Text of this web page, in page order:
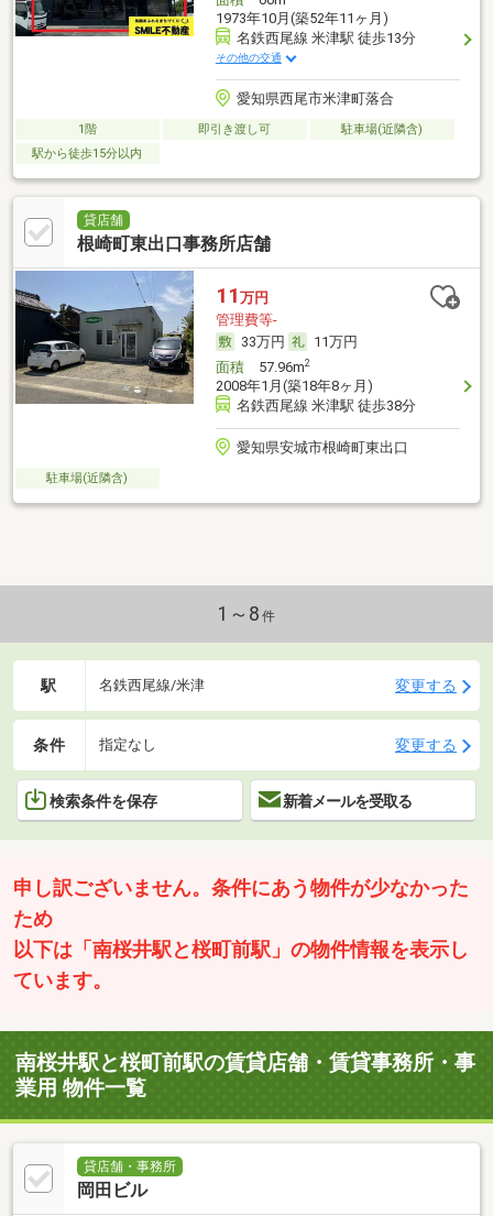
1973年10月(築52年11ヶ月)
名鉄西尾線 米津駅 徒歩13分
その他の交通
愛知県西尾市米津町落合
1階 即引き渡し可
駐車場(近隣含)
駅から徒歩15分以内
貸店舗
根崎町東出口事務所店舗
11 万円
管理費等-
33万円
11万円
面積57.96m2
2008年1月(築18年8ヶ月)
名鉄西尾線 米津駅 徒歩38分
愛知県安城市根崎町東出口
駐車場(近隣含)
1～8 件
駅 名鉄西尾線/米津 変更する
条件 指定なし 変更する
検索条件を保存 新着メールを受取る
申し訳ございません。条件にあう物件が少なかった
ため
以下は「南桜井駅と桜町前駅」の物件情報を表示し
ています。
南桜井駅と桜町前駅の賃貸店舗・賃貸事務所・事
業用 物件一覧
貸店舗・事務所
岡田ビル